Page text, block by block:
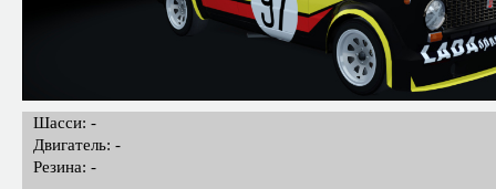
Шасси: -
Двигатель: -
Резина: -